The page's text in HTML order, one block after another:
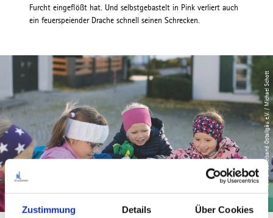
Zustimmung Details Über Cookies
Furcht eingeflößt hat. Und selbstgebastelt in Pink verliert auch
ein feuerspeiender Drache schnell seinen Schrecken.
© Tourismusverband Ostallgäu e.V. / Michael Schott